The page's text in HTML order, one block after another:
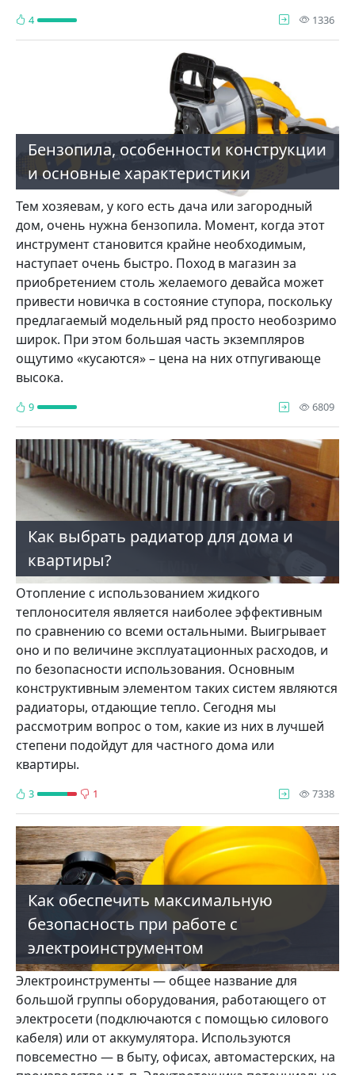
4 1336
Бензопила, особенности конструкции
и основные характеристики
Тем хозяевам, у кого есть дача или загородный
дом, очень нужна бензопила. Момент, когда этот
инструмент становится крайне необходимым,
наступает очень быстро. Поход в магазин за
приобретением столь желаемого девайса может
привести новичка в состояние ступора, поскольку
предлагаемый модельный ряд просто необозримо
широк. При этом большая часть экземпляров
ощутимо «кусаются» – цена на них отпугивающе
высока.
9 6809
Как выбрать радиатор для дома и
квартиры?
Отопление с использованием жидкого
теплоносителя является наиболее эффективным
по сравнению со всеми остальными. Выигрывает
оно и по величине эксплуатационных расходов, и
по безопасности использования. Основным
конструктивным элементом таких систем являются
радиаторы, отдающие тепло. Сегодня мы
рассмотрим вопрос о том, какие из них в лучшей
степени подойдут для частного дома или
квартиры.
3 1 7338
Как обеспечить максимальную
безопасность при работе с
электроинструментом
Электроинструменты — общее название для
большой группы оборудования, работающего от
электросети (подключаются с помощью силового
кабеля) или от аккумулятора. Используются
повсеместно — в быту, офисах, автомастерских, на